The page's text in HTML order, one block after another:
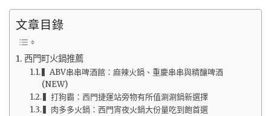
文章目錄
西門町火鍋推薦
▍ABV串串啤酒館：麻辣火鍋、重慶串串與精釀啤酒
(NEW)
▍打狗霸：西門捷運站旁物有所值涮涮鍋新選擇
▍肉多多火鍋：西門宵夜火鍋大份量吃到飽首選